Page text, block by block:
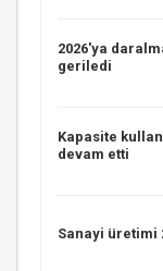
2026'ya
geriledi
Kapasite
devam etti
Sanayi üretimi